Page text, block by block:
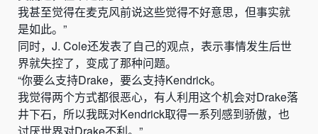
我甚至觉得在麦克风前说这些觉得不好意思，但事实就
是如此。”
同时， J. Cole还发表了自己的观点，表示事情发生后世
界就失控了，变成了那种问题。
“你要么支持Drake，要么支持Kendrick。
我觉得两个方式都很恶心，有人利用这个机会对Drake落
井下石，所以我既对Kendrick取得一系列感到骄傲，也